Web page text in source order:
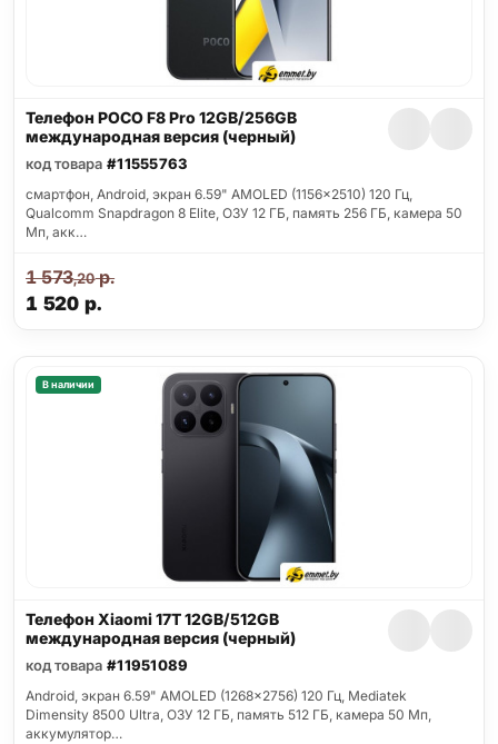
Телефон POCO F8 Pro 12GB/256GB
международная версия (черный)
код товара #11555763
смартфон, Android, экран 6.59" AMOLED (1156x2510) 120 Гц,
Qualcomm Snapdragon 8 Elite, ОЗУ 12 ГБ, память 256 ГБ, камера 50
Мп, акк…
1 520 р.
1 573,20р.
В наличии
Телефон Xiaomi 17T 12GB/512GB
международная версия (черный)
код товара #11951089
Android, экран 6.59" AMOLED (1268x2756) 120 Гц, Mediatek
Dimensity 8500 Ultra, ОЗУ 12 ГБ, память 512 ГБ, камера 50 Мп,
аккумулятор…